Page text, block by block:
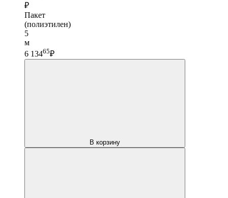
₽
Пакет
(полиэтилен)
5
м
6 13465₽
В корзину